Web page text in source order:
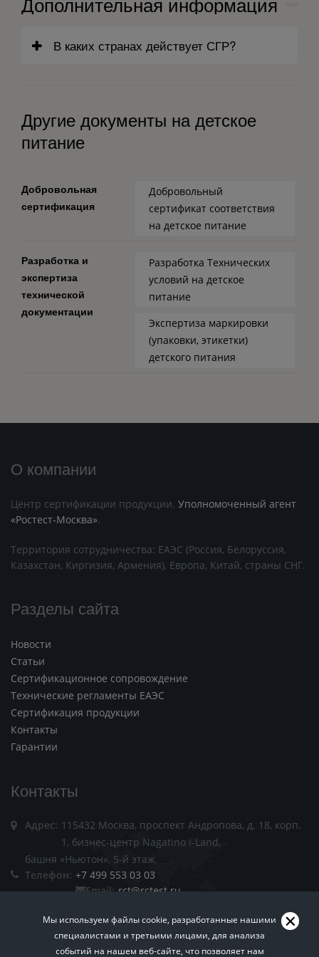
Мы используем файлы cookie, разработанные нашими
специалистами и третьими лицами, для анализа
событий на нашем веб-сайте, что позволяет нам
В каких странах действует СГР?
Другие документы на детское
питание
Добровольная
сертификация
Добровольный
сертификат соответствия
на детское питание
Разработка и
экспертиза
технической
документации
Разработка Технических
условий на детское
питание
Экспертиза маркировки
(упаковки, этикетки)
детского питания
О компании
Центр сертификации продукции. Уполномоченный агент
«Ростест-Москва».
Территория сотрудничества: ЕАЭС (Россия, Белоруссия,
Казахстан, Киргизия, Армения), Европа, Китай, страны СНГ.
Разделы сайта
Новости
Статьи
Сертификационное сопровождение
Технические регламенты ЕАЭС
Сертификация продукции
Контакты
Гарантии
Контакты
Адрес: 115432 Москва, проспект Андропова, д. 18, корп.
1, бизнес-центр Nagatino i-Land,
башня «Ньютон», 5-й этаж.
Телефон: +7 499 553 03 03
Email: rct@rctest.ru